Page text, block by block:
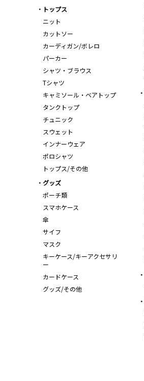
トップス
ニット
カットソー
カーディガン/ボレロ
パーカー
シャツ・ブラウス
Tシャツ
キャミソール・ベアトップ
タンクトップ
チュニック
スウェット
インナーウェア
ポロシャツ
トップス/その他
グッズ
ポーチ類
スマホケース
傘
サイフ
マスク
キーケース/キーアクセサリ
ー
カードケース
グッズ/その他